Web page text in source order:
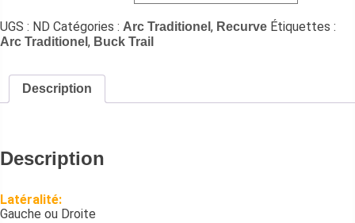
UGS : ND Catégories : Arc Traditionel , Recurve Étiquettes :
Arc Traditionel , Buck Trail
Description
Description
Latéralité:
Gauche ou Droite